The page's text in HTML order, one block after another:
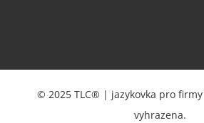
© 2025 TLC® | jazykovka pro firmy
vyhrazena.